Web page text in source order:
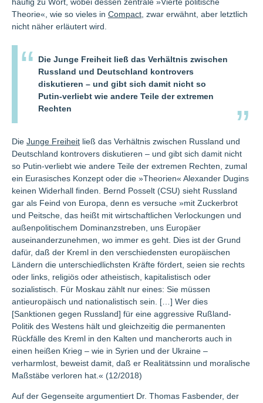
Theorie«, wie so vieles in Compact , zwar erwähnt, aber letztlich
nicht näher erläutert wird.
Die Junge Freiheit ließ das Verhältnis zwischen
Russland und Deutschland kontrovers
diskutieren – und gibt sich damit nicht so
Putin-verliebt wie andere Teile der extremen
Rechten
Die Junge Freiheit ließ das Verhältnis zwischen Russland und
Deutschland kontrovers diskutieren – und gibt sich damit nicht
so Putin-verliebt wie andere Teile der extremen Rechten, zumal
ein Eurasisches Konzept oder die »Theorien« Alexander Dugins
keinen Widerhall finden. Bernd Posselt (CSU) sieht Russland
gar als Feind von Europa, denn es versuche »mit Zuckerbrot
und Peitsche, das heißt mit wirtschaftlichen Verlockungen und
außenpolitischem Dominanzstreben, uns Europäer
auseinanderzunehmen, wo immer es geht. Dies ist der Grund
dafür, daß der Kreml in den verschiedensten europäischen
Ländern die unterschiedlichsten Kräfte fördert, seien sie rechts
oder links, religiös oder atheistisch, kapitalistisch oder
sozialistisch. Für Moskau zählt nur eines: Sie müssen
antieuropäisch und nationalistisch sein. […] Wer dies
[Sanktionen gegen Russland] für eine aggressive Rußland-
Politik des Westens hält und gleichzeitig die permanenten
Rückfälle des Kreml in den Kalten und mancherorts auch in
einen heißen Krieg – wie in Syrien und der Ukraine –
verharmlost, beweist damit, daß er Realitätssinn und moralische
Maßstäbe verloren hat.« (12/2018)
Auf der Gegenseite argumentiert Dr. Thomas Fasbender, der